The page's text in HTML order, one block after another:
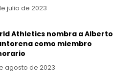
julio de 2023
Athletics nombra a Alberto
como miembro
agosto de 2023